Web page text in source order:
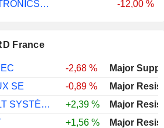
SAMSUNG ELECTRONICS CO., LTD. -12,00 %
France
-2,68 %
Major
SE -0,89 %
Major
DASSAULT SYSTÈMES SE +2,39 %
Major
+1,56 %
Major